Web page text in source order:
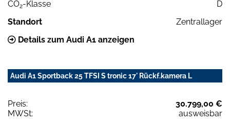
CO2-Klasse
D
Standort
Zentrallager
Details zum Audi A1 anzeigen
Audi A1 Sportback 25 TFSI S tronic 17' Rückf.kamera L
Preis:
30.799,00 €
MWSt:
ausweisbar